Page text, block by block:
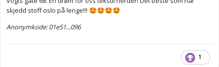
skjedd stoff oslo på lenge!!! 🤩🤩🤩🤩
Anonymkode: 01e51...096
1